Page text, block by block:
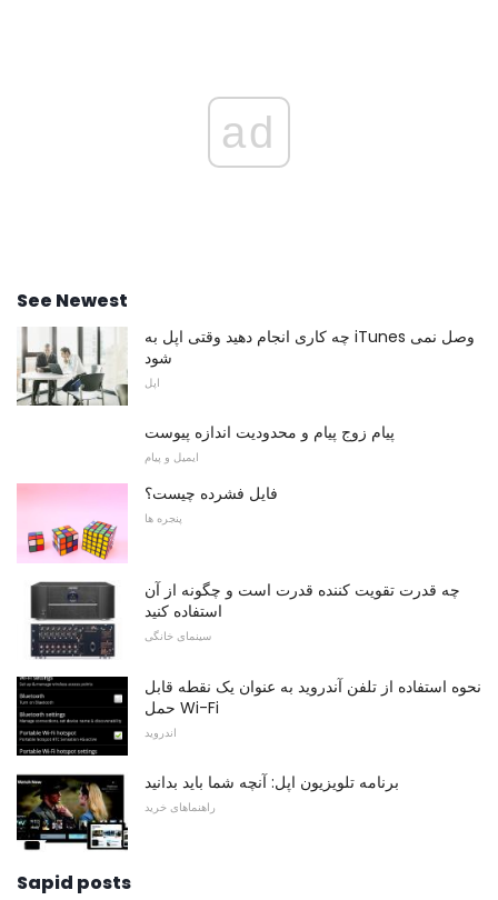
ad
See Newest
چه کاری انجام دهید وقتی اپل به iTunes وصل نمی
شود
اپل
پیام زوج پیام و محدودیت اندازه پیوست
ایمیل و پیام
فایل فشرده چیست؟
پنجره ها
چه قدرت تقویت کننده قدرت است و چگونه از آن
استفاده کنید
سینمای خانگی
نحوه استفاده از تلفن آندروید به عنوان یک نقطه قابل
حمل Wi-Fi
اندروید
برنامه تلویزیون اپل: آنچه شما باید بدانید
راهنماهای خرید
Sapid posts